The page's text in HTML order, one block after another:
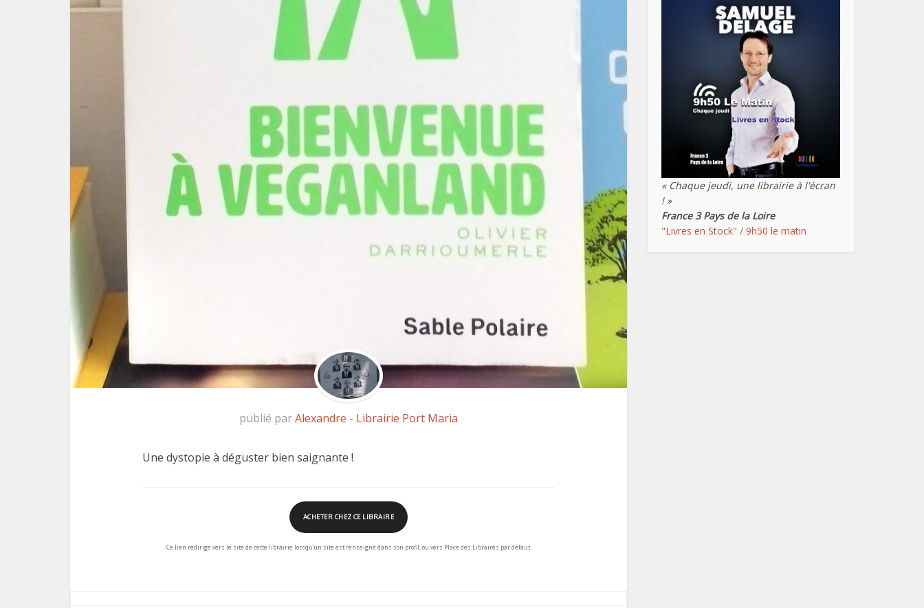
publié parAlexandre - Librairie Port Maria
Une dystopie à déguster bien saignante !
ACHETER CHEZ CE LIBRAIRE
Ce lien redirige vers le site de cette librairie lorsqu’un site est renseigné dans son profil, ou vers Place des Libraires par défaut.
« Chaque jeudi, une librairie à l'écran
! »
France 3 Pays de la Loire
"Livres en Stock" / 9h50 le matin